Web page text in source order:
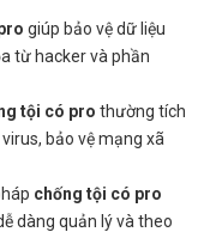
giúp bảo vệ dữ liệu
từ hacker và phần
tội có pro thường tích
bảo vệ mạng xã
chống tội có pro
dàng quản lý và theo